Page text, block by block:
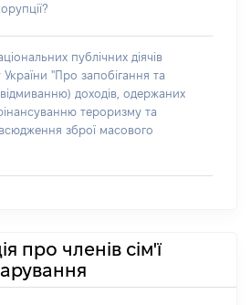
публічних діячів
"Про запобігання та
(відмиванню) доходів, одержаних
тероризму та
зброї масового
про членів сім'ї